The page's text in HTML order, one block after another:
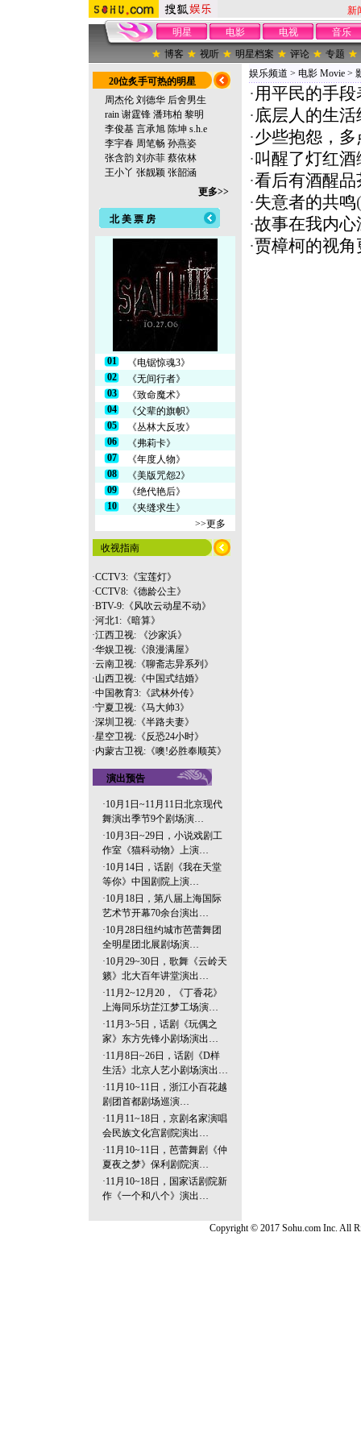
新
明星
电影 电视
音乐
博客
视听 明星档案 评论 专题
20位炙手可热的明星
周杰伦 刘德华 后舍男生
rain 谢霆锋 潘玮柏 黎明
李俊基 言承旭 陈坤 s.h.e
李宇春 周笔畅 孙燕姿
张含韵 刘亦菲 蔡依林
王小丫 张靓颖 张韶涵
更多>>
北 美 票 房
01
《电锯惊魂3》
02
《无间行者》
03
《致命魔术》
04
《父辈的旗帜》
05
《丛林大反攻》
06
《弗莉卡》
07
《年度人物》
08
《美版咒怨2》
09
《绝代艳后》
10
《夹缝求生》
>>更多
收视指南
·CCTV3:《宝莲灯》
·CCTV8:《德龄公主》
·BTV-9:《风吹云动星不动》
·河北1:《暗算》
·江西卫视: 《沙家浜》
·华娱卫视:《浪漫满屋》
·云南卫视:《聊斋志异系列》
·山西卫视:《中国式结婚》
·中国教育3:《武林外传》
·宁夏卫视:《马大帅3》
·深圳卫视:《半路夫妻》
·星空卫视:《反恐24小时》
·内蒙古卫视:《噢!必胜奉顺英》
演出预告
·10月1日~11月11日北京现代
舞演出季节9个剧场演…
·10月3日~29日，小说戏剧工
作室《猫科动物》上演…
·10月14日，话剧《我在天堂
等你》中国剧院上演…
·10月18日，第八届上海国际
艺术节开幕70余台演出…
·10月28日纽约城市芭蕾舞团
全明星团北展剧场演…
·10月29~30日，歌舞《云岭天
籁》北大百年讲堂演出…
·11月2~12月20，《丁香花》
上海同乐坊芷江梦工场演…
·11月3~5日，话剧《玩偶之
家》东方先锋小剧场演出…
·11月8日~26日，话剧《D样
生活》北京人艺小剧场演出…
·11月10~11日，浙江小百花越
剧团首都剧场巡演…
·11月11~18日，京剧名家演唱
会民族文化宫剧院演出…
·11月10~11日，芭蕾舞剧《仲
夏夜之梦》保利剧院演…
·11月10~18日，国家话剧院新
作《一个和八个》演出…
娱乐频道 > 电影 Movie >
·用平民的手段
·底层人的生
·少些抱怨，多
·叫醒了灯红
·看后有酒醒品
·失意者的共鸣
·故事在我内
·贾樟柯的视
Copyright © 2017 Sohu.com Inc. All